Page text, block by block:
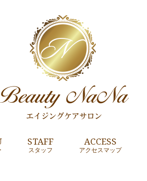
STAFF
スタッフ
ACCESS
アクセスマップ